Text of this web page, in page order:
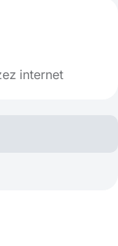
internet